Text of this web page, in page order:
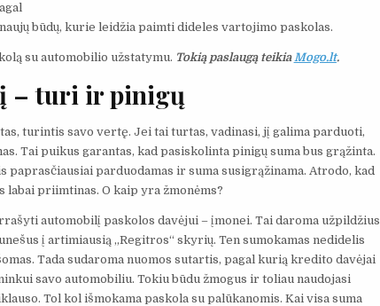
būdų, kurie leidžia paimti dideles vartojimo paskolas.
su automobilio užstatymu. Tokią paslaugą teikiaMogo.lt.
– turi ir pinigų
turintis savo vertę. Jei tai turtas, vadinasi, jį galima parduoti,
Tai puikus garantas, kad pasiskolinta pinigų suma bus grąžinta.
paprasčiausiai parduodamas ir suma susigrąžinama. Atrodo, kad
priimtinas. O kaip yra žmonėms?
automobilį paskolos davėjui – įmonei. Tai daroma užpildžius
į artimiausią „Regitros“ skyrių. Ten sumokamas nedidelis
Tada sudaroma nuomos sutartis, pagal kurią kredito davėjai
savo automobiliu. Tokiu būdu žmogus ir toliau naudojasi
Tol kol išmokama paskola su palūkanomis. Kai visa suma